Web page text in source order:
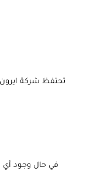
تحتفظ شركة
في حال وجود